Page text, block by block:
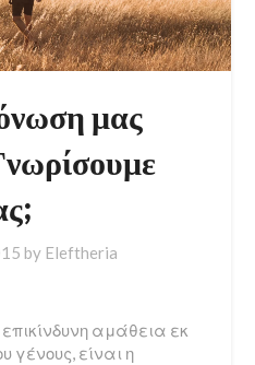
μας
by Eleftheria
αμάθεια εκ
γένους, είναι η